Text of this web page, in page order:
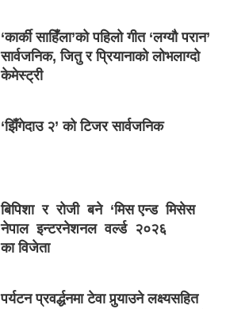
‘कार्की साहिँला’को पहिलो गीत ‘लग्यौ परान’
सार्वजनिक, जितु र प्रियानाको लोभलाग्दो
केमेस्ट्री
‘झिँगेदाउ २’ को टिजर सार्वजनिक
बिपिशा र रोजी बने ‘मिस एन्ड मिसेस
नेपाल इन्टरनेशनल वर्ल्ड २०२६
का विजेता
पर्यटन प्रवर्द्धनमा टेवा पुर्‍याउने लक्ष्यसहित